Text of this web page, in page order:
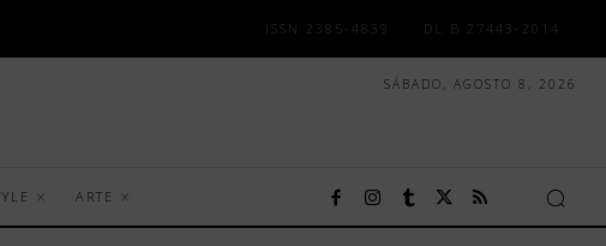
ISSN 2385-4839 DL B 27443-2014
SÁBADO, AGOSTO 8, 2026
ARTE